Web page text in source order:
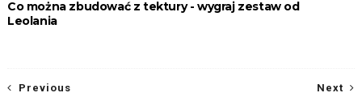
Co można zbudować z tektury - wygraj zestaw od
Leolania
Next
Previous